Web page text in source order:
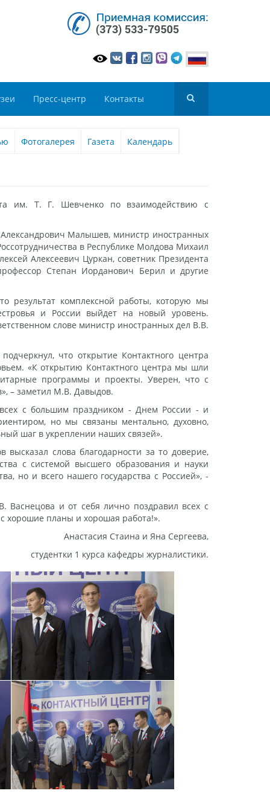
Пресс-центр Контакты
Фотогалерея Газета Календарь
им. Т. Г. Шевченко по взаимодействию с
Малышев, министр иностранных
в Республике Молдова Михаил
Алексеевич Цуркан, советник Президента
Степан Иорданович Берил и другие
результат комплексной работы, которую мы
и России выйдет на новый уровень.
слове министр иностранных дел В.В.
что открытие Контактного центра
«К открытию Контактного центра мы шли
программы и проекты. Уверен, что с
– заметил М.В. Давыдов.
всех с большим праздником - Днем России - и
но мы связаны ментально, духовно,
шаг в укреплении наших связей».
высказал слова благодарности за то доверие,
с системой высшего образования и науки
но и всего нашего государства с Россией», -
Васнецова и от себя лично поздравил всех с
хорошие планы и хорошая работа!».
Анастасия Стаина и Яна Сергеева,
студентки 1 курса кафедры журналистики.